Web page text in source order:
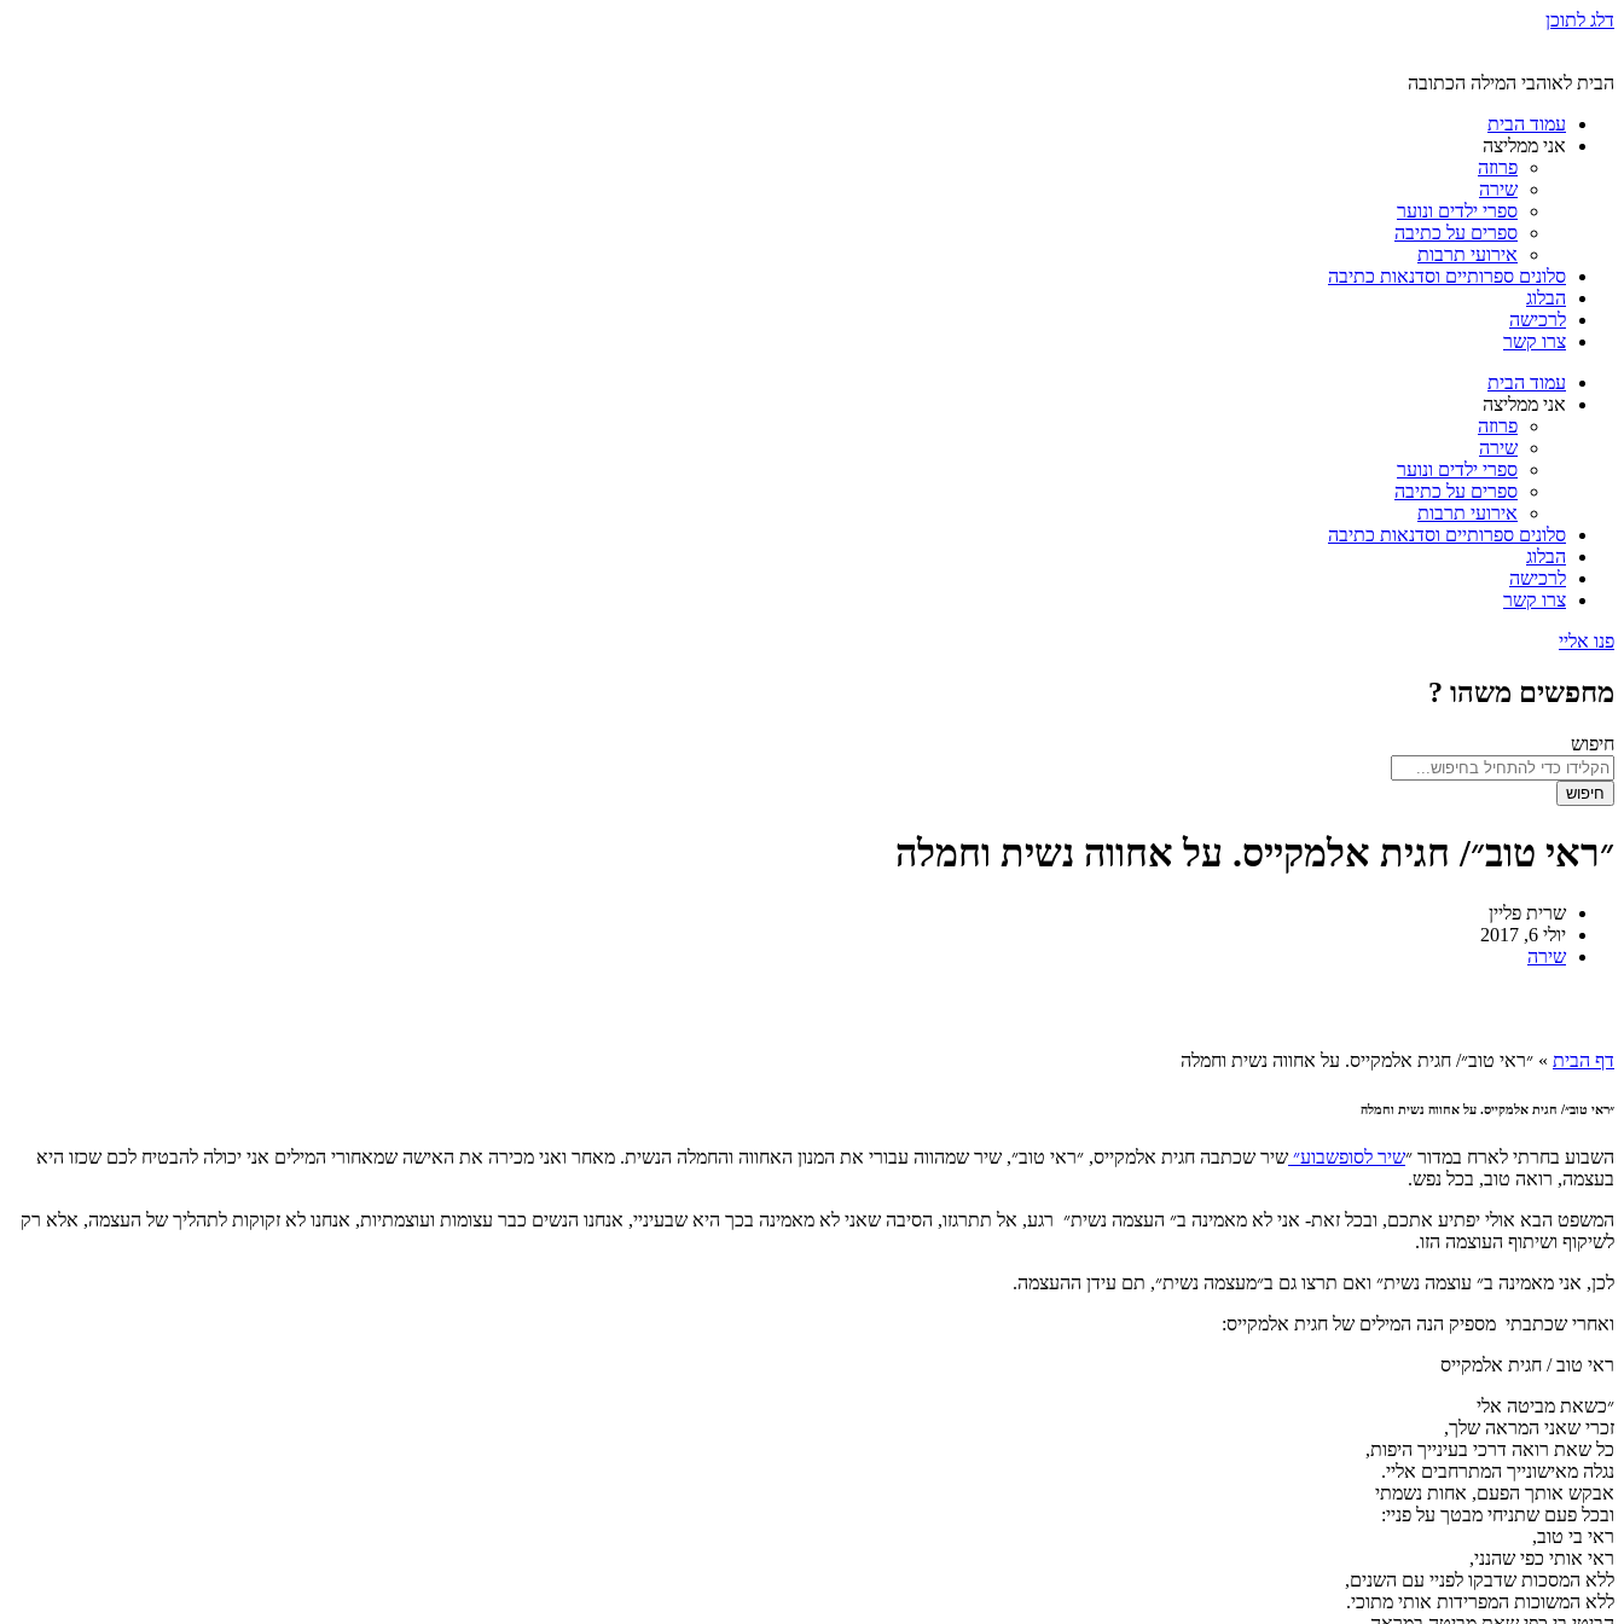
דלג לתוכן
הבית לאוהבי המילה הכתובה
עמוד הבית
אני ממליצה
פרוזה
שירה
ספרי ילדים ונוער
ספרים על כתיבה
אירועי תרבות
סלונים ספרותיים וסדנאות כתיבה
הבלוג
לרכישה
צרו קשר
עמוד הבית
אני ממליצה
פרוזה
שירה
ספרי ילדים ונוער
ספרים על כתיבה
אירועי תרבות
סלונים ספרותיים וסדנאות כתיבה
הבלוג
לרכישה
צרו קשר
פנו אליי
מחפשים משהו ?
חיפוש
חיפוש
״ראי טוב״/ חגית אלמקייס. על אחווה נשית וחמלה
שרית פליין
יולי 6, 2017
שירה
דף הבית » ״ראי טוב״/ חגית אלמקייס. על אחווה נשית וחמלה
״ראי טוב״/ חגית אלמקייס. על אחווה נשית וחמלה
השבוע בחרתי לארח במדור ״שיר לסופשבוע״ שיר שכתבה חגית אלמקייס, ״ראי טוב״, שיר שמהווה עבורי את המנון האחווה והחמלה הנשית. מאחר ואני מכירה את האישה שמאחורי המילים אני יכולה להבטיח לכם שכזו היא
בעצמה, רואה טוב, בכל נפש.
המשפט הבא אולי יפתיע אתכם, ובכל זאת- אני לא מאמינה ב״ העצמה נשית״ רגע, אל תתרגזו, הסיבה שאני לא מאמינה בכך היא שבעיניי, אנחנו הנשים כבר עצומות ועוצמתיות, אנחנו לא זקוקות לתהליך של העצמה, אלא רק
לשיקוף ושיתוף העוצמה הזו.
לכן, אני מאמינה ב״ עוצמה נשית״ ואם תרצו גם ב״מעצמה נשית״, תם עידן ההעצמה.
ואחרי שכתבתי מספיק הנה המילים של חגית אלמקייס:
ראי טוב / חגית אלמקייס
״כשאת מביטה אלי
זכרי שאני המראה שלך,
כל שאת רואה דרכי בעינייך היפות,
נגלה מאישונייך המתרחבים אליי.
אבקש אותך הפעם, אחות נשמתי
ובכל פעם שתניחי מבטך על פניי:
ראי בי טוב,
ראי אותי כפי שהנני,
ללא המסכות שדבקו לפניי עם השנים,
ללא המשוכות המפרידות אותי מתוכי.